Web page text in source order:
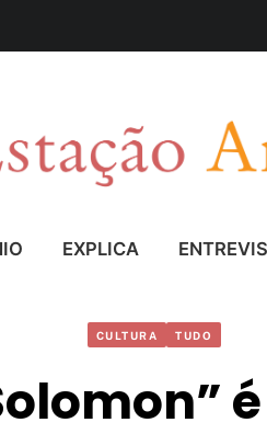
EXPLICA
CULTURA TUDO